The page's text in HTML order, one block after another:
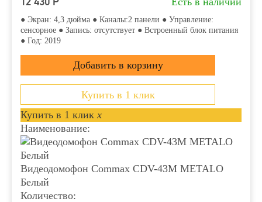
● Экран: 4,3 дюйма ● Каналы:2 панели ● Управление:
сенсорное ● Запись: отсутствует ● Встроенный блок питания
● Год: 2019
Купить в 1 клик
Купить в 1 клик x
Наименование:
Видеодомофон Commax CDV-43M METALO
Белый
Количество: